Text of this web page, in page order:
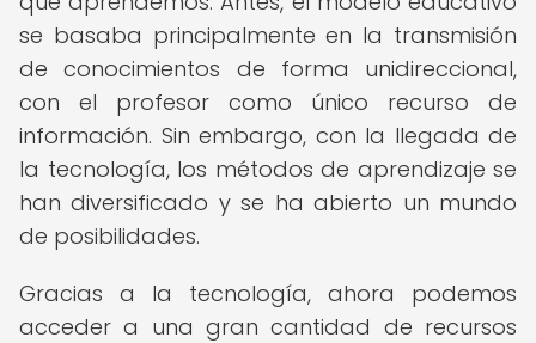
se basaba principalmente en la transmisión
de conocimientos de forma unidireccional,
con el profesor como único recurso de
información. Sin embargo, con la llegada de
la tecnología, los métodos de aprendizaje se
han diversificado y se ha abierto un mundo
de posibilidades.
Gracias a la tecnología, ahora podemos
acceder a una gran cantidad de recursos